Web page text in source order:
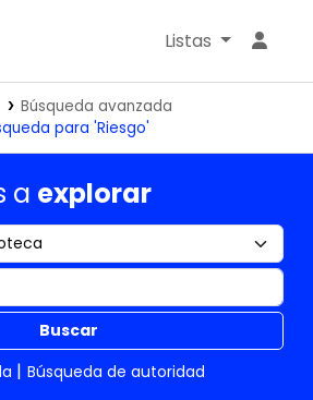
IGP
Listas
Búsqueda avanzada
para 'Riesgo'
a explorar
Buscar
Búsqueda de autoridad